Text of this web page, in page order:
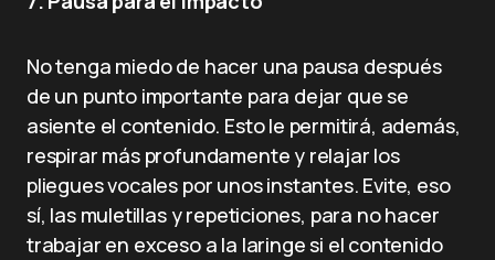
No tenga miedo de hacer una pausa después
de un punto importante para dejar que se
asiente el contenido. Esto le permitirá, además,
respirar más profundamente y relajar los
pliegues vocales por unos instantes. Evite, eso
sí, las muletillas y repeticiones, para no hacer
trabajar en exceso a la laringe si el contenido